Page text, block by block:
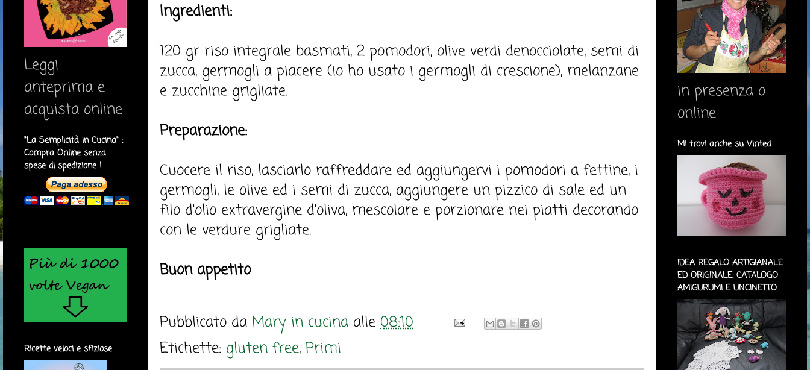
Ingredienti:
120 gr riso integrale basmati, 2 pomodori, olive verdi denocciolate, semi di
zucca, germogli a piacere (io ho usato i germogli di crescione), melanzane
e zucchine grigliate.
Preparazione:
Cuocere il riso, lasciarlo raffreddare ed aggiungervi i pomodori a fettine, i
germogli, le olive ed i semi di zucca, aggiungere un pizzico di sale ed un
filo d'olio extravergine d'oliva, mescolare e porzionare nei piatti decorando
con le verdure grigliate.
Buon appetito
Pubblicato da Mary in cucina alle 08:10
Etichette: gluten free, Primi
Leggi
anteprima e
acquista online
"La Semplicità in Cucina" :
Compra Online senza
spese di spedizione !
Ricette veloci e sfiziose
in presenza o
online
Mi trovi anche su Vinted
IDEA REGALO ARTIGIANALE
ED ORIGINALE: CATALOGO
AMIGURUMI E UNCINETTO